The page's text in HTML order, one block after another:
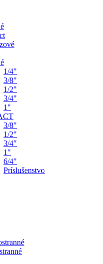
1/4"
3/8"
1/2"
3/4"
1"
3/8"
1/2"
3/4"
1"
6/4"
Príslušenstvo